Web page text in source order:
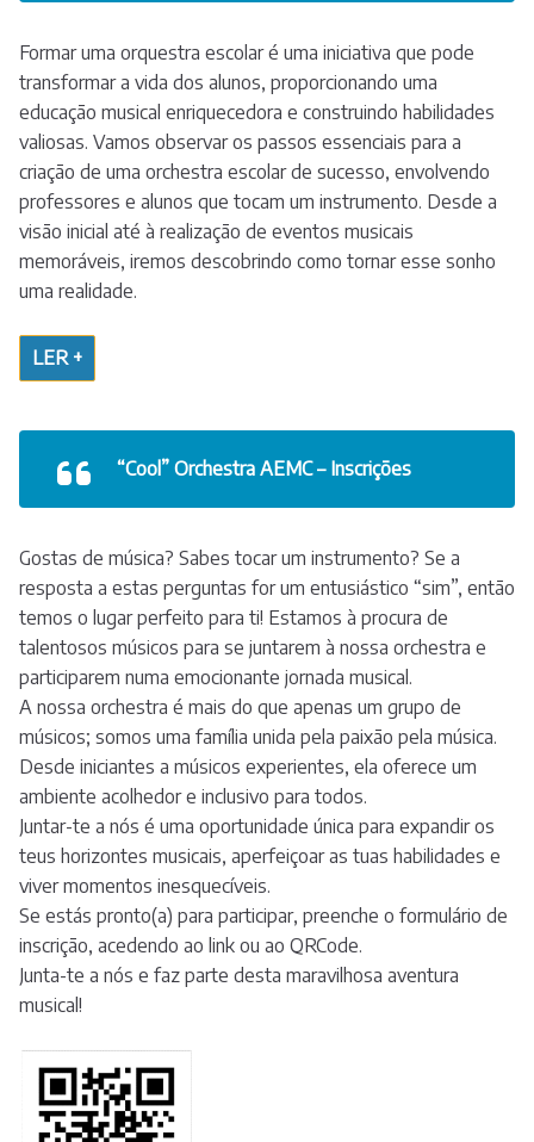
Formar uma orquestra escolar é uma iniciativa que pode
transformar a vida dos alunos, proporcionando uma
educação musical enriquecedora e construindo habilidades
valiosas. Vamos observar os passos essenciais para a
criação de uma orchestra escolar de sucesso, envolvendo
professores e alunos que tocam um instrumento. Desde a
visão inicial até à realização de eventos musicais
memoráveis, iremos descobrindo como tornar esse sonho
uma realidade.
LER +
“Cool” Orchestra AEMC – Inscrições
Gostas de música? Sabes tocar um instrumento? Se a
resposta a estas perguntas for um entusiástico “sim”, então
temos o lugar perfeito para ti! Estamos à procura de
talentosos músicos para se juntarem à nossa orchestra e
participarem numa emocionante jornada musical.
A nossa orchestra é mais do que apenas um grupo de
músicos; somos uma família unida pela paixão pela música.
Desde iniciantes a músicos experientes, ela oferece um
ambiente acolhedor e inclusivo para todos.
Juntar-te a nós é uma oportunidade única para expandir os
teus horizontes musicais, aperfeiçoar as tuas habilidades e
viver momentos inesquecíveis.
Se estás pronto(a) para participar, preenche o formulário de
inscrição, acedendo ao link ou ao QRCode.
Junta-te a nós e faz parte desta maravilhosa aventura
musical!